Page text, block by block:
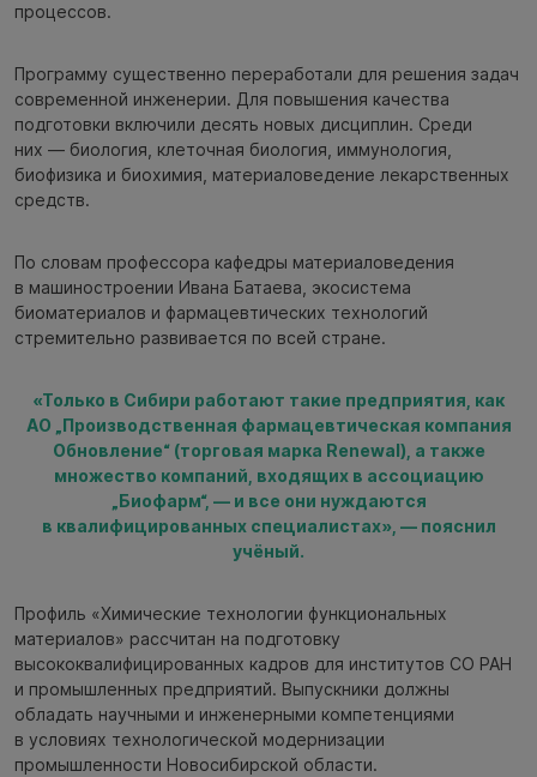
процессов.
Программу существенно переработали для решения задач
современной инженерии. Для повышения качества
подготовки включили десять новых дисциплин. Среди
них — биология, клеточная биология, иммунология,
биофизика и биохимия, материаловедение лекарственных
средств.
По словам профессора кафедры материаловедения
в машиностроении Ивана Батаева, экосистема
биоматериалов и фармацевтических технологий
стремительно развивается по всей стране.
«Только в Сибири работают такие предприятия, как
АО „Производственная фармацевтическая компания
Обновление“ (торговая марка Renewal), а также
множество компаний, входящих в ассоциацию
„Биофарм“, — и все они нуждаются
в квалифицированных специалистах», — пояснил
учёный.
Профиль «Химические технологии функциональных
материалов» рассчитан на подготовку
высококвалифицированных кадров для институтов СО РАН
и промышленных предприятий. Выпускники должны
обладать научными и инженерными компетенциями
в условиях технологической модернизации
промышленности Новосибирской области.